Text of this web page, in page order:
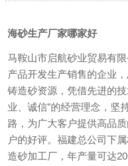
海砂生产厂家哪家好
马鞍山市启航砂业贸易有
产品开发生产销售的企业
铸造砂资源，凭借先进的
业、诚信”的经营理念，坚
路，为广大客户提供高品
户的好评。福建总公司下
造砂加工厂，年产量可达